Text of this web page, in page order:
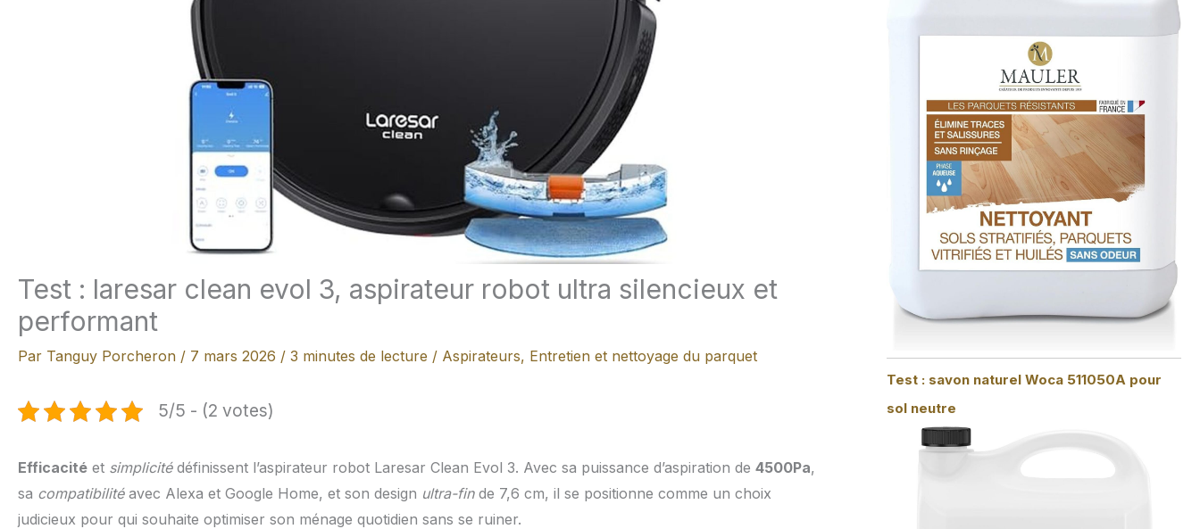
Test : laresar clean evol 3, aspirateur robot ultra silencieux et
performant
Par Tanguy Porcheron / 7 mars 2026 / 3 minutes de lecture / Aspirateurs, Entretien et nettoyage du parquet
5/5 - (2 votes)
Efficacité et simplicitédéfinissent l’aspirateur robot Laresar Clean Evol 3. Avec sa puissance d’aspiration de 4500Pa,
sa compatibilitéavec Alexa et Google Home, et son design ultra-finde 7,6 cm, il se positionne comme un choix
judicieux pour qui souhaite optimiser son ménage quotidien sans se ruiner.
Test : savon naturel Woca 511050A pour
sol neutre